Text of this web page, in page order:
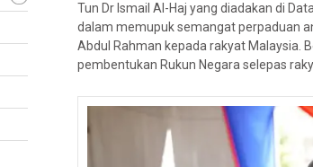
Tun Dr Ismail Al-Haj yang diadakan di
dalam memupuk semangat perpaduan
Abdul Rahman kepada rakyat Malaysia.
pembentukan Rukun Negara selepas